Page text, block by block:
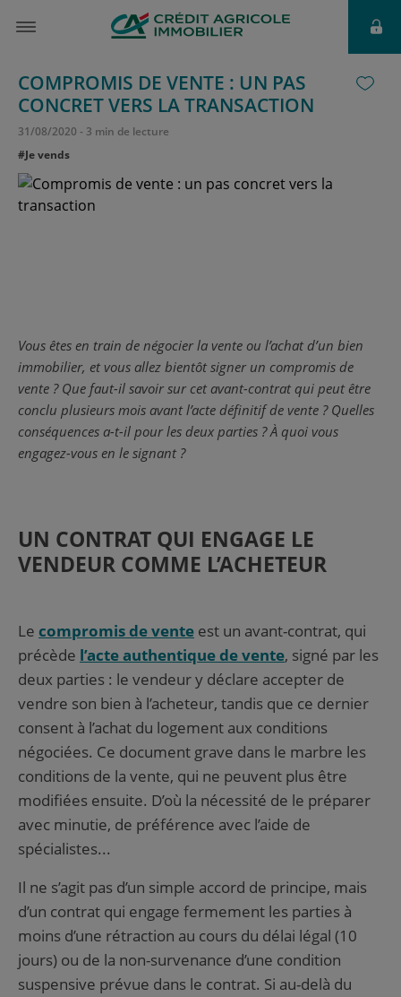
COMPROMIS DE VENTE : UN PAS
CONCRET VERS LA TRANSACTION
31/08/2020 - 3 min de lecture
#Je vends
Vous êtes en train de négocier la vente ou l’achat d’un bien
immobilier, et vous allez bientôt signer un compromis de
vente ? Que faut-il savoir sur cet avant-contrat qui peut être
conclu plusieurs mois avant l’acte définitif de vente ? Quelles
conséquences a-t-il pour les deux parties ? À quoi vous
engagez-vous en le signant ?
UN CONTRAT QUI ENGAGE LE
VENDEUR COMME L’ACHETEUR
Le compromis de vente est un avant-contrat, qui
précède l’acte authentique de vente, signé par les
deux parties : le vendeur y déclare accepter de
vendre son bien à l’acheteur, tandis que ce dernier
consent à l’achat du logement aux conditions
négociées. Ce document grave dans le marbre les
conditions de la vente, qui ne peuvent plus être
modifiées ensuite. D’où la nécessité de le préparer
avec minutie, de préférence avec l’aide de
spécialistes...
Il ne s’agit pas d’un simple accord de principe, mais
d’un contrat qui engage fermement les parties à
moins d’une rétraction au cours du délai légal (10
jours) ou de la non-survenance d’une condition
suspensive prévue dans le contrat. Si au-delà du